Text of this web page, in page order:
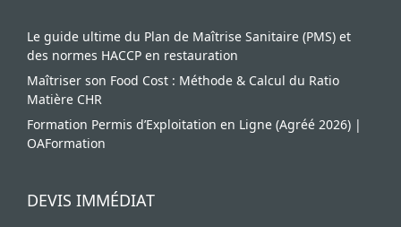
Le guide ultime du Plan de Maîtrise Sanitaire (PMS) et
des normes HACCP en restauration
Maîtriser son Food Cost : Méthode & Calcul du Ratio
Matière CHR
Formation Permis d’Exploitation en Ligne (Agréé 2026) |
OAFormation
DEVIS IMMÉDIAT